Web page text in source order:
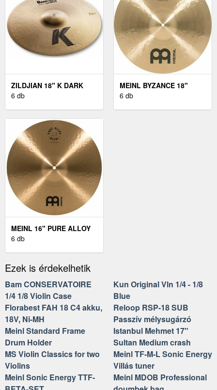
ZILDJIAN 18" K DARK
CRASH THIN
6 db
MEINL BYZANCE 18"
MEDIUM THIN CRASH
6 db
MEINL 16" PURE ALLOY
MEDIUM CRASH
6 db
Ezek is érdekelhetik
Bam CONSERVATOIRE
1/4 1/8 Violin Case
Kun Original Vln 1/4 - 1/8
Blue
Florabest FAH 18 C4 akku,
18V, Ni-MH
Reloop RSP-18 SUB
Passzív mélysugárzó
Meinl Standard Frame
Drum Holder
Istanbul Mehmet 17"
Sultan Medium crash
MS Violin Classics for two
Violins
Meinl TF-M-L Sonic Energy
Villás tuner
Meinl Sonic Energy TTF-
Meinl MDOB Professional